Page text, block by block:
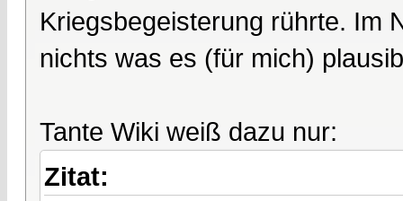
Kriegsbegeisterung rührte. Im
nichts was es (für mich)
Tante Wiki weiß dazu nur:
Zitat: